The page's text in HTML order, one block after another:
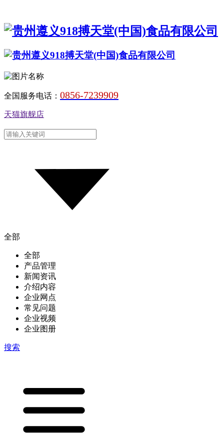
全国服务电话： 0856-7239909
天猫旗舰店
全部
全部
产品管理
新闻资讯
介绍内容
企业网点
常见问题
企业视频
企业图册
搜索